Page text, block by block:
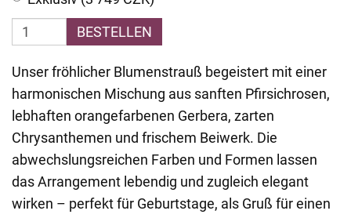
BESTELLEN
Unser fröhlicher Blumenstrauß begeistert mit einer
harmonischen Mischung aus sanften Pfirsichrosen,
lebhaften orangefarbenen Gerbera, zarten
Chrysanthemen und frischem Beiwerk. Die
abwechslungsreichen Farben und Formen lassen
das Arrangement lebendig und zugleich elegant
wirken – perfekt für Geburtstage, als Gruß für einen